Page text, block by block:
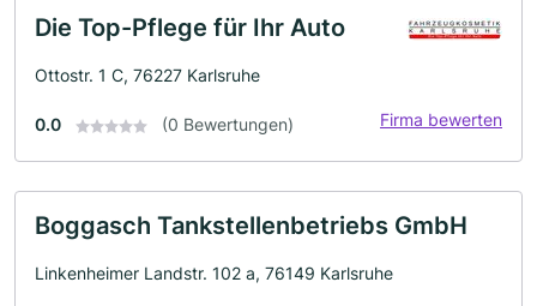
Die Top-Pflege für Ihr Auto
Ottostr. 1 C, 76227 Karlsruhe
0.0 (0 Bewertungen) Firma bewerten
Boggasch Tankstellenbetriebs GmbH
Linkenheimer Landstr. 102 a, 76149 Karlsruhe